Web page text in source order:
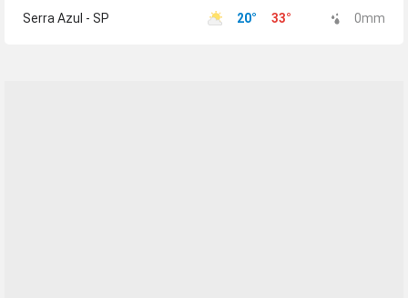
Serra Azul - SP
20° 33° 0mm